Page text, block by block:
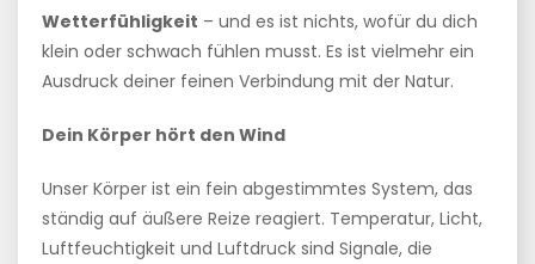
Wetterfühligkeit – und es ist nichts, wofür du dich
klein oder schwach fühlen musst. Es ist vielmehr ein
Ausdruck deiner feinen Verbindung mit der Natur.
Dein Körper hört den Wind
Unser Körper ist ein fein abgestimmtes System, das
ständig auf äußere Reize reagiert. Temperatur, Licht,
Luftfeuchtigkeit und Luftdruck sind Signale, die